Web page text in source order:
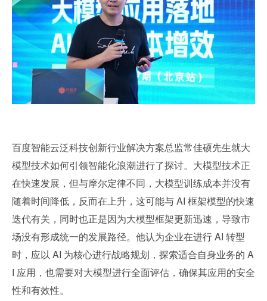
百度智能云泛科技创新行业解决方案总监常佳硕先生就大
模型技术如何引领智能化浪潮进行了探讨。大模型技术正
在快速发展，但与摩尔定律不同，大模型训练成本并没有
随着时间降低，反而在上升，这可能与 AI 框架模型的快速
迭代有关，同时也正是因为大模型框架更新迅速，导致市
场没有形成统一的发展路径。他认为企业在进行 AI 转型
时，应以 AI 为核心进行战略规划，探索适合自身业务的 A
I 应用，也需要对大模型进行全面评估，确保其应用的安全
性和有效性。